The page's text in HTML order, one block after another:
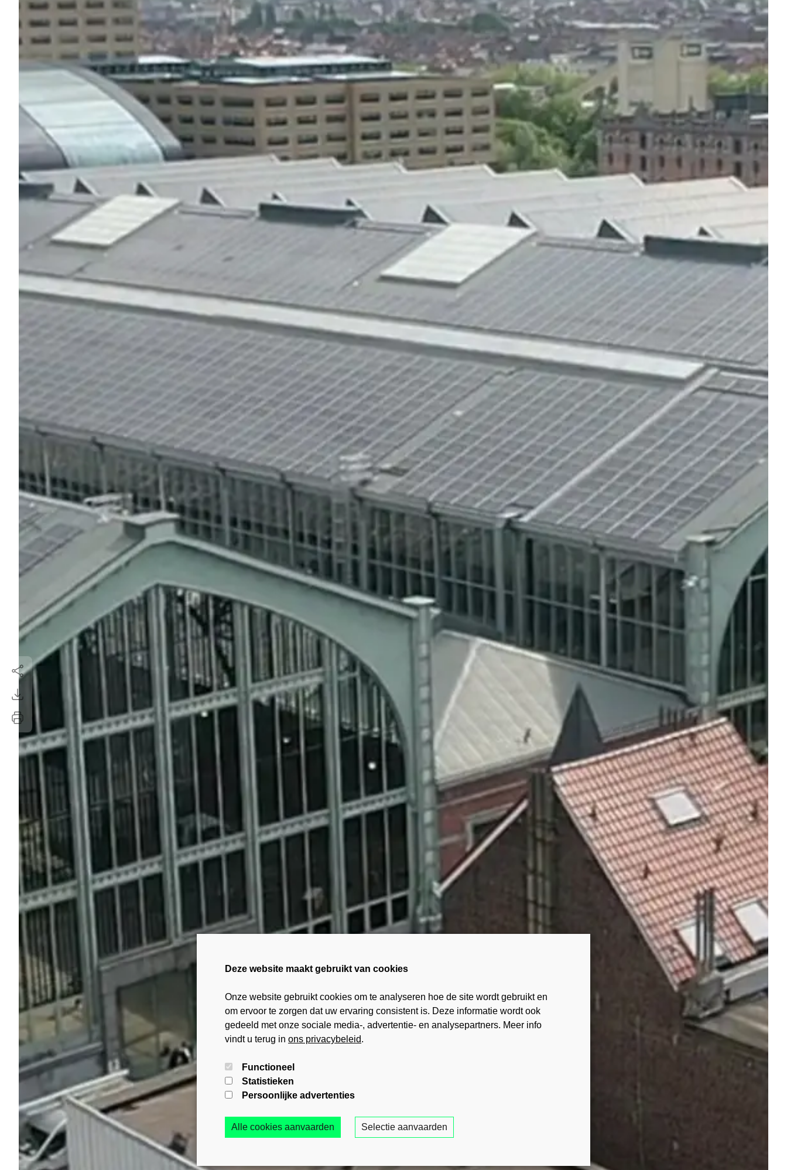
Deze website maakt gebruikt van cookies
Onze website gebruikt cookies om te analyseren hoe de site wordt gebruikt en
om ervoor te zorgen dat uw ervaring consistent is. Deze informatie wordt ook
gedeeld met onze sociale media-, advertentie- en analysepartners. Meer info
vindt u terug in ons privacybeleid.
Functioneel
Statistieken
Persoonlijke advertenties
Alle cookies aanvaarden Selectie aanvaarden